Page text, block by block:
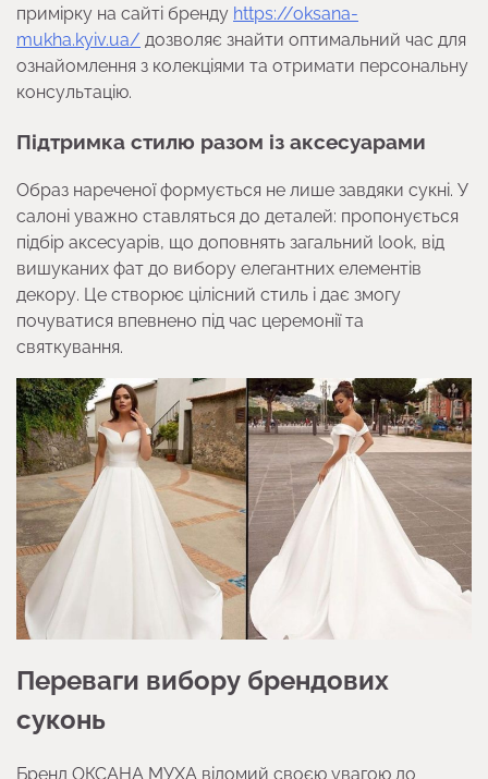
примірку на сайті бренду https://oksana-
mukha.kyiv.ua/ дозволяє знайти оптимальний час для
ознайомлення з колекціями та отримати персональну
консультацію.
Підтримка стилю разом із аксесуарами
Образ нареченої формується не лише завдяки сукні. У
салоні уважно ставляться до деталей: пропонується
підбір аксесуарів, що доповнять загальний look, від
вишуканих фат до вибору елегантних елементів
декору. Це створює цілісний стиль і дає змогу
почуватися впевнено під час церемонії та
святкування.
Переваги вибору брендових
суконь
Бренд ОКСАНА МУХА відомий своєю увагою до